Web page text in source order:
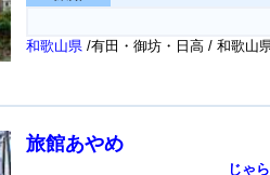
和歌山県 /有田・御坊・日高 / 和歌山
旅館あやめ
じゃ